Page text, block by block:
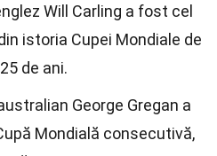
Will Carling a fost cel
istoria Cupei Mondiale de
de ani.
George Gregan a
Mondială consecutivă,